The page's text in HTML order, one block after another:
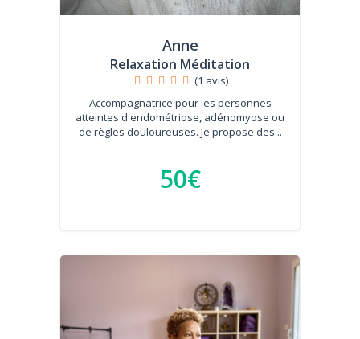
Anne
Relaxation Méditation
(1 avis)
Accompagnatrice pour les personnes
atteintes d'endométriose, adénomyose ou
de règles douloureuses. Je propose des...
50€